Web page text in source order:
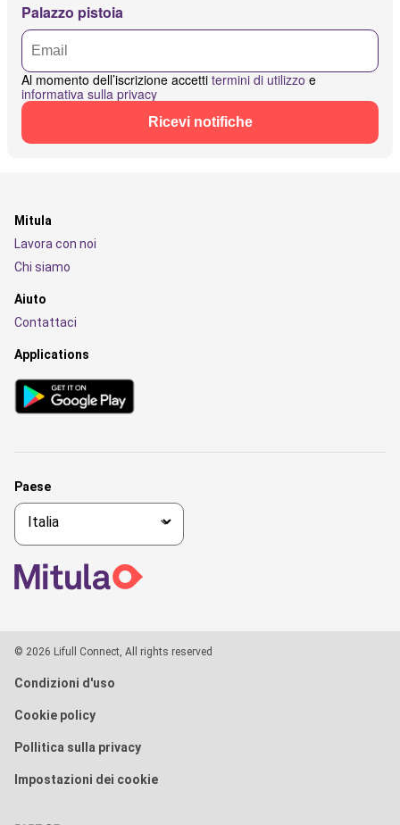
Palazzo pistoia
Al momento dell’iscrizione accetti termini di utilizzo e
informativa sulla privacy
Ricevi notifiche
Mitula
Lavora con noi
Chi siamo
Aiuto
Contattaci
Applications
Paese
© 2026 Lifull Connect, All rights reserved
Condizioni d'uso
Cookie policy
Pollitica sulla privacy
Impostazioni dei cookie